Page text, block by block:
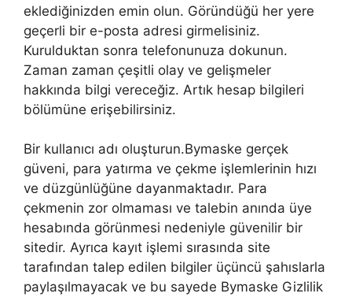
eklediğinizden emin olun. Göründüğü her yere
geçerli bir e-posta adresi girmelisiniz.
Kurulduktan sonra telefonunuza dokunun.
Zaman zaman çeşitli olay ve gelişmeler
hakkında bilgi vereceğiz. Artık hesap bilgileri
bölümüne erişebilirsiniz.
Bir kullanıcı adı oluşturun.Bymaske gerçek
güveni, para yatırma ve çekme işlemlerinin hızı
ve düzgünlüğüne dayanmaktadır. Para
çekmenin zor olmaması ve talebin anında üye
hesabında görünmesi nedeniyle güvenilir bir
sitedir. Ayrıca kayıt işlemi sırasında site
tarafından talep edilen bilgiler üçüncü şahıslarla
paylaşılmayacak ve bu sayede Bymaske Gizlilik